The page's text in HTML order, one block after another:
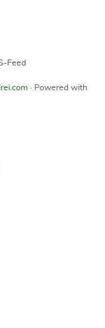
Feed
· Powered with